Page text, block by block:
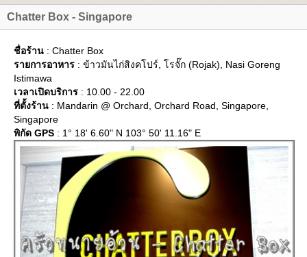
Chatter Box - Singapore
ชื่อร้าน : Chatter Box
รายการอาหาร : ข้าวมันไก่สิงคโปร์, โรจั๊ก (Rojak), Nasi Goreng
Istimawa
เวลาเปิดบริการ : 10.00 - 22.00
ที่ตั้งร้าน : Mandarin @ Orchard, Orchard Road, Singapore,
Singapore
พิกัด GPS : 1° 18' 6.60" N 103° 50' 11.16" E